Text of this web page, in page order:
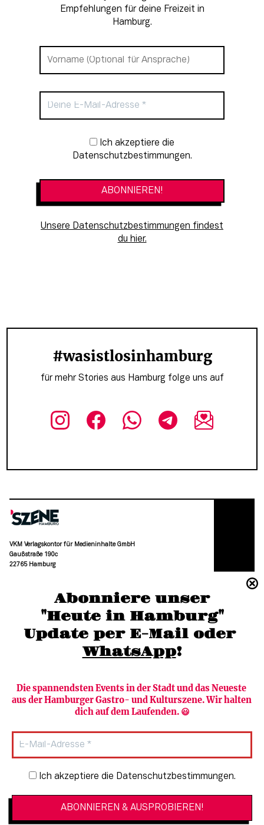
Abonniere unser
"Heute in Hamburg"
Update per E-Mail oder
WhatsApp!
Die spannendsten Events in der Stadt und das Neueste
aus der Hamburger Gastro- und Kulturszene. Wir halten
dich auf dem Laufenden. 😃
Newsletter-Anmeldung
Ich akzeptiere die Datenschutzbestimmungen.
Empfehlungen für deine Freizeit in
Hamburg.
Newsletter-Anmeldung
Datenschutzbestimmungen.
Unsere Datenschutzbestimmungen findest
du hier.
#wasistlosinhamburg
für mehr Stories aus Hamburg folge uns auf
VKM Verlagskontor für Medieninhalte GmbH
Gaußstraße 190c
22765 Hamburg
moc.grubmah-enezs@ofni
Newsletter abonnieren
HAMBURG PUR